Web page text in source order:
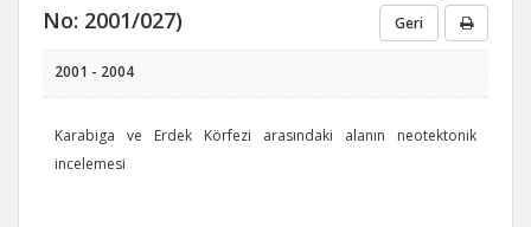
No: 2001/027)
Geri
2001 - 2004
Karabiga ve Erdek Körfezi arasındaki alanın neotektonik
incelemesi